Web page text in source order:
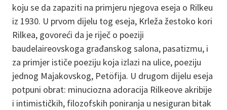
koju se da zapaziti na primjeru njegova eseja o Rilkeu
iz 1930. U prvom dijelu tog eseja, Krleža žestoko kori
Rilkea, govoreći da je riječ o poeziji
baudelaireovskoga građanskog salona, pasatizmu, i
za primjer ističe poeziju koja izlazi na ulice, poeziju
jednog Majakovskog, Petöfija. U drugom dijelu eseja
potpuni obrat: minuciozna adoracija Rilkeove akribije
i intimističkih, filozofskih poniranja u nesiguran bitak